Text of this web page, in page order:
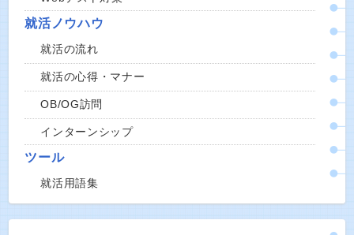
就活ノウハウ
就活の流れ
就活の心得・マナー
OB/OG訪問
インターンシップ
ツール
就活用語集